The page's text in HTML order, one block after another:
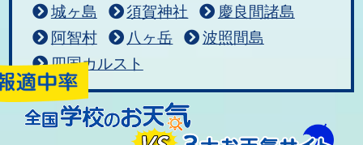
城ヶ島
須賀神社
慶良間諸島
阿智村
八ヶ岳
波照間島
四国カルスト